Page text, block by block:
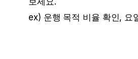
ex) 운행 목적 비율 확인, 요